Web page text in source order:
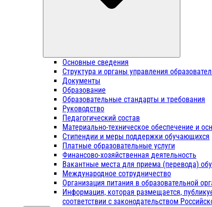
Основные сведения
Структура и органы управления
Документы
Образование
Образовательные стандарты и требования
Руководство
Педагогический состав
Материально-техническое обеспечение и
Стипендии и меры поддержки обучающихся
Платные образовательные услуги
Финансово-хозяйственная деятельность
Вакантные места для приема (перевода)
Международное сотрудничество
Организация питания в образовательной
Информация, которая размещается,
соответствии с законодательством